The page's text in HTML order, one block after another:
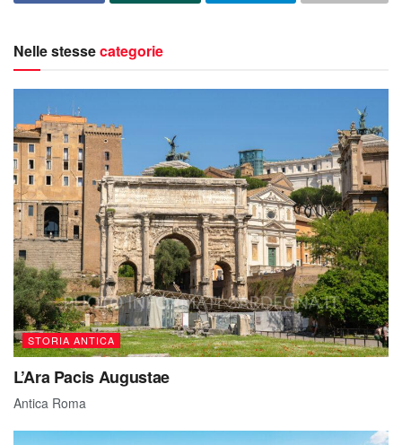
Nelle stessecategorie
STORIA ANTICA
L’Ara Pacis Augustae
Antica Roma